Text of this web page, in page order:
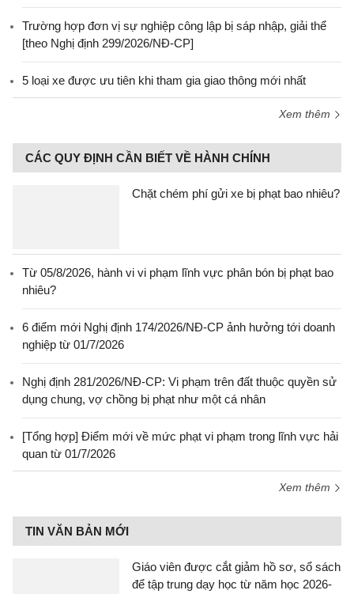
Trường hợp đơn vị sự nghiệp công lập bị sáp nhập, giải thể
[theo Nghị định 299/2026/NĐ-CP]
5 loại xe được ưu tiên khi tham gia giao thông mới nhất
Xem thêm
CÁC QUY ĐỊNH CẦN BIẾT VỀ HÀNH CHÍNH
Chặt chém phí gửi xe bị phạt bao nhiêu?
Từ 05/8/2026, hành vi vi phạm lĩnh vực phân bón bị phạt bao
nhiêu?
6 điểm mới Nghị định 174/2026/NĐ-CP ảnh hưởng tới doanh
nghiệp từ 01/7/2026
Nghị định 281/2026/NĐ-CP: Vi phạm trên đất thuộc quyền sử
dụng chung, vợ chồng bị phạt như một cá nhân
[Tổng hợp] Điểm mới về mức phạt vi phạm trong lĩnh vực hải
quan từ 01/7/2026
Xem thêm
TIN VĂN BẢN MỚI
Giáo viên được cắt giảm hồ sơ, sổ sách
để tập trung dạy học từ năm học 2026-